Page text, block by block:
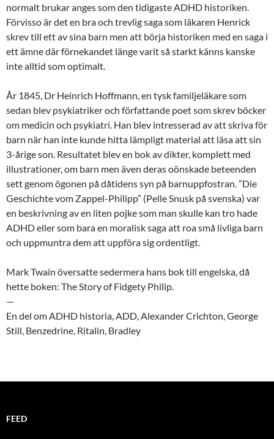
normalt brukar anges som den tidigaste ADHD historiken.
Förvisso är det en bra och trevlig saga som läkaren Henrick
skrev till ett av sina barn men att börja historiken med en saga i
ett ämne där förnekandet länge varit så starkt känns kanske
inte alltid som optimalt.
År 1845, Dr Heinrich Hoffmann, en tysk familjeläkare som
sedan blev psykiatriker och författande poet som skrev böcker
om medicin och psykiatri. Han blev intresserad av att skriva för
barn när han inte kunde hitta lämpligt material att läsa att sin
3-årige son. Resultatet blev en bok av dikter, komplett med
illustrationer, om barn men även deras oönskade beteenden
sett genom ögonen på dåtidens syn på barnuppfostran. ”Die
Geschichte vom Zappel-Philipp” (Pelle Snusk på svenska) var
en beskrivning av en liten pojke som man skulle kan tro hade
ADHD eller som bara en moralisk saga att roa små livliga barn
och uppmuntra dem att uppföra sig ordentligt.
Mark Twain översatte sedermera hans bok till engelska, då
hette boken: The Story of Fidgety Philip.
—
En del om ADHD historia, ADD, Alexander Crichton, George
Still, Benzedrine, Ritalin, Bradley
FEED